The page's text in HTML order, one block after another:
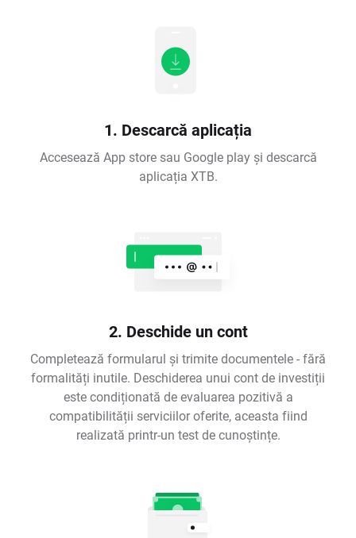
1. Descarcă aplicația
Accesează App store sau Google play și descarcă
aplicația XTB.
2. Deschide un cont
Completează formularul și trimite documentele - fără
formalități inutile. Deschiderea unui cont de investiții
este condiționată de evaluarea pozitivă a
compatibilității serviciilor oferite, aceasta fiind
realizată printr-un test de cunoștințe.